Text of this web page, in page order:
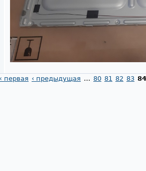
первая ‹ предыдущая … 80 81 82 83 84